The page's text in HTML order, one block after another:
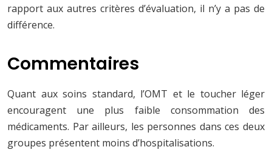
rapport aux autres critères d’évaluation, il n’y a pas de
différence.
Commentaires
Quant aux soins standard, l’OMT et le toucher léger
encouragent une plus faible consommation des
médicaments. Par ailleurs, les personnes dans ces deux
groupes présentent moins d’hospitalisations.